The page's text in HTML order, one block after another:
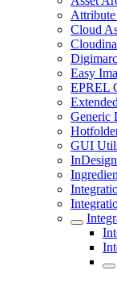
Attribute
Cloud
Easy
EPREL
Generic
GUI